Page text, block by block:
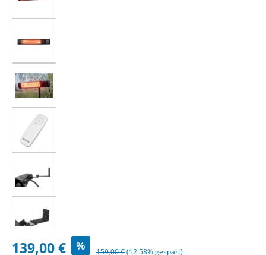
Verkaufspreis:
139,00 € % Regulärer Preis:
159,00 €(12.58% gespart)